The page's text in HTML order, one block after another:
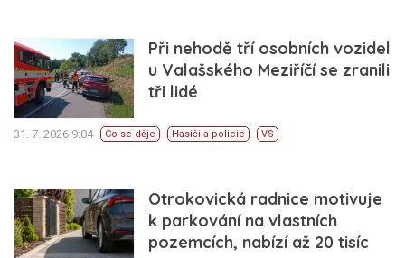
Při nehodě tří osobních vozidel
u Valašského Meziříčí se zranili
tři lidé
31. 7. 2026 9:04 Co se děje Hasiči a policie VS
Otrokovická radnice motivuje
k parkování na vlastních
pozemcích, nabízí až 20 tisíc